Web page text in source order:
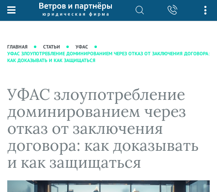
О нас
Рекомендации
Преимущества юридической
фирмы
Кейсы
Вакансии
Юридические услуги
Интеллектуальная собственность
Налоговая практика
Сопровождение бизнеса
Ведение уголовных дел
Защита активов
Ведение дел о банкротстве
База знаний
практики"
Аудиоподкасты
Видеоподкасты
Справочная
Вопросы-ответы
Вебинары и семинары
ГЛАВНАЯ СТАТЬИ
УФАС
УФАС ЗЛОУПОТРЕБЛЕНИЕ ДОМИНИРОВАНИЕМ ЧЕРЕЗ ОТКАЗ ОТ ЗАКЛЮЧЕНИЯ ДОГОВОРА:
КАК ДОКАЗЫВАТЬ И КАК ЗАЩИЩАТЬСЯ
УФАС злоупотребление
доминированием через
отказ от заключения
договора: как доказывать
и как защищаться